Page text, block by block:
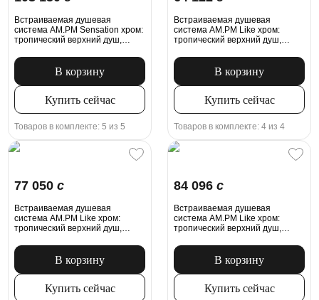
Встраиваемая душевая
система AM.PM Sensation хром:
тропический верхний душ,
В корзину
Купить сейчас
Товаров в комплекте: 5 из 5
Встраиваемая душевая
система AM.PM Like хром:
тропический верхний душ,
В корзину
Купить сейчас
Товаров в комплекте: 4 из 4
77 050 c
Встраиваемая душевая
система AM.PM Like хром:
тропический верхний душ,
В корзину
Купить сейчас
84 096 c
Встраиваемая душевая
система AM.PM Like хром:
тропический верхний душ,
модуль MultiDock
В корзину
Купить сейчас